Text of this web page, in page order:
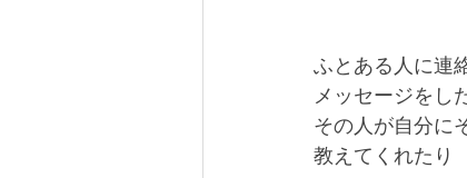
ふとある人に連
メッセージをし
その人が自分に
教えてくれたり